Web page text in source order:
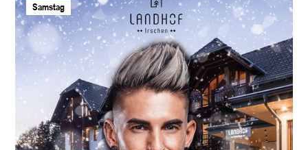
Samstag